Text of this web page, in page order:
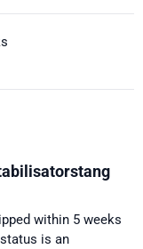
within 5 weeks
is an